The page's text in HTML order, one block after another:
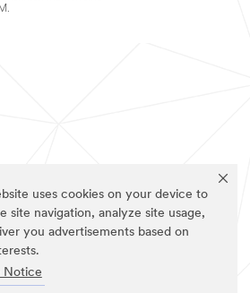
uses cookies on your device to
site navigation, analyze site usage,
you advertisements based on
Notice